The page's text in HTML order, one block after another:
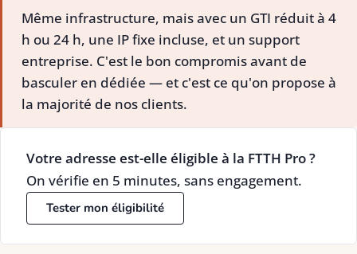
Même infrastructure, mais avec un GTI réduit à 4
h ou 24 h, une IP fixe incluse, et un support
entreprise. C'est le bon compromis avant de
basculer en dédiée — et c'est ce qu'on propose à
la majorité de nos clients.
Votre adresse est-elle éligible à la FTTH Pro ?
On vérifie en 5 minutes, sans engagement.
Tester mon éligibilité